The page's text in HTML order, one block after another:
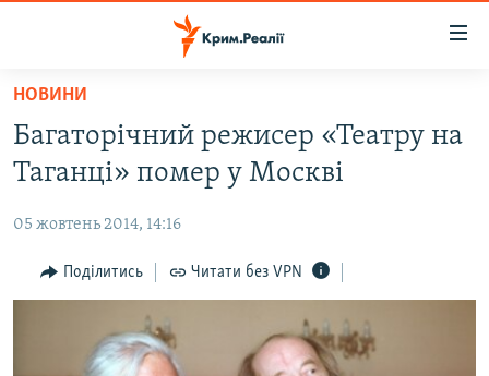
Перейти
основного
матеріалу
до
навігації
Перейти
ВОДА.КРИМ
ПОЛІТИКА
БЛОГИ
ІНТЕРВ'Ю
НОВИНИ
Багаторічний режисер «Театру на
Таганці» помер у Москві
05 жовтень 2014, 14:16
Поділитись Читати без VPN